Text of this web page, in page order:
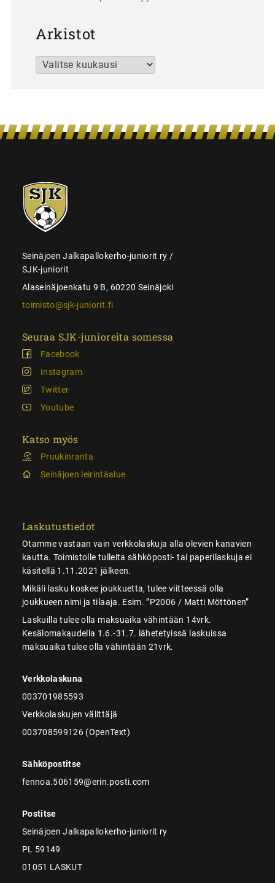
Arkistot
Arkistot
SJK-
juniorit
Seinäjoen Jalkapallokerho-juniorit ry /
SJK-juniorit
Alaseinäjoenkatu 9 B, 60220 Seinäjoki
toimisto@sjk-juniorit.fi
Seuraa SJK-junioreita somessa
Facebook
Instagram
Twitter
Youtube
Katso myös
Pruukinranta
Seinäjoen leirintäalue
Laskutustiedot
Otamme vastaan vain verkkolaskuja alla olevien kanavien
kautta. Toimistolle tulleita sähköposti- tai paperilaskuja ei
käsitellä 1.11.2021 jälkeen.
Mikäli lasku koskee joukkuetta, tulee viitteessä olla
joukkueen nimi ja tilaaja. Esim. ”P2006 / Matti Möttönen”
Laskuilla tulee olla maksuaika vähintään 14vrk.
Kesälomakaudella 1.6.-31.7. lähetetyissä laskuissa
maksuaika tulee olla vähintään 21vrk.
Verkkolaskuna
003701985593
Verkkolaskujen välittäjä
003708599126 (OpenText)
Sähköpostitse
fennoa.506159@erin.posti.com
Postitse
Seinäjoen Jalkapallokerho-juniorit ry
PL 59149
01051 LASKUT